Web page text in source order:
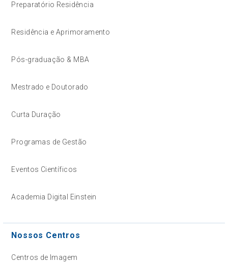
Preparatório Residência
Residência e Aprimoramento
Pós-graduação & MBA
Mestrado e Doutorado
Curta Duração
Programas de Gestão
Eventos Científicos
Academia Digital Einstein
Nossos Centros
Centros de Imagem